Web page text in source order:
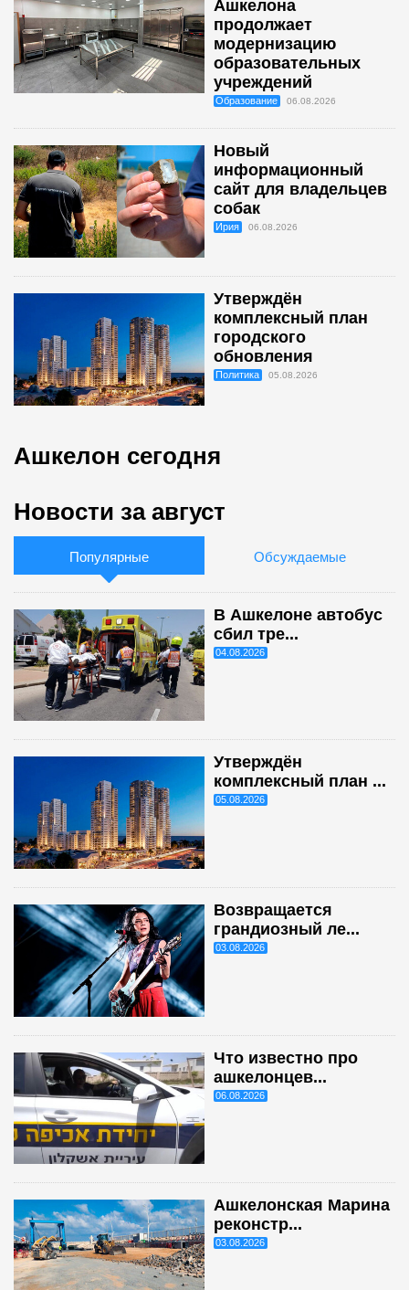
Ашкелона
продолжает
модернизацию
образовательных
учреждений
Образование 06.08.2026
Новый
информационный
сайт для владельцев
собак
Ирия 06.08.2026
Утверждён
комплексный план
городского
обновления
Политика 05.08.2026
Ашкелон сегодня
Новости за август
Популярные Обсуждаемые
В Ашкелоне автобус
сбил тре...
04.08.2026
Утверждён
комплексный план ...
05.08.2026
Возвращается
грандиозный ле...
03.08.2026
Что известно про
ашкелонцев...
06.08.2026
Ашкелонская Марина
реконстр...
03.08.2026